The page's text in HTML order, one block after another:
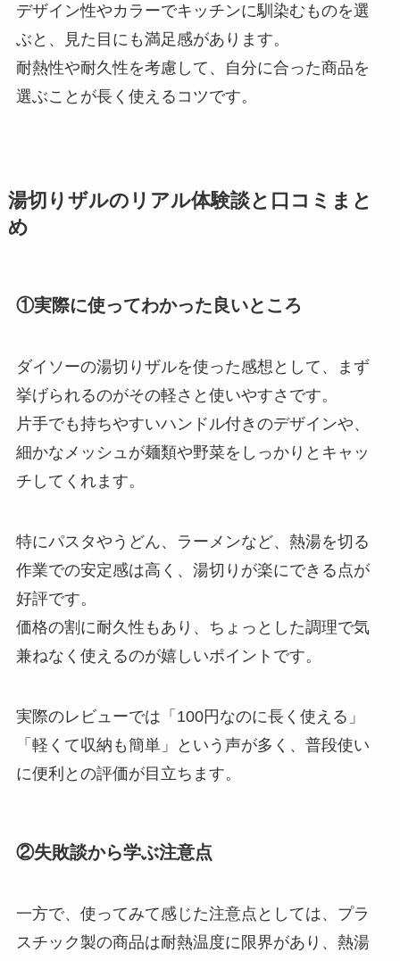
デザイン性やカラーでキッチンに馴染むものを選
ぶと、見た目にも満足感があります。
耐熱性や耐久性を考慮して、自分に合った商品を
選ぶことが長く使えるコツです。
湯切りザルのリアル体験談と口コミまと
め
①実際に使ってわかった良いところ
ダイソーの湯切りザルを使った感想として、まず
挙げられるのがその軽さと使いやすさです。
片手でも持ちやすいハンドル付きのデザインや、
細かなメッシュが麺類や野菜をしっかりとキャッ
チしてくれます。
特にパスタやうどん、ラーメンなど、熱湯を切る
作業での安定感は高く、湯切りが楽にできる点が
好評です。
価格の割に耐久性もあり、ちょっとした調理で気
兼ねなく使えるのが嬉しいポイントです。
実際のレビューでは「100円なのに長く使える」
「軽くて収納も簡単」という声が多く、普段使い
に便利との評価が目立ちます。
②失敗談から学ぶ注意点
一方で、使ってみて感じた注意点としては、プラ
スチック製の商品は耐熱温度に限界があり、熱湯